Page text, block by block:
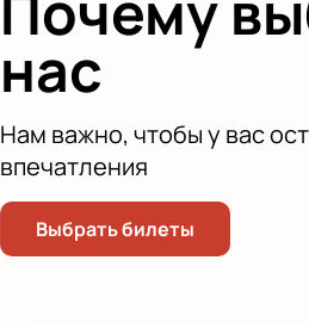
нас
Нам важно, чтобы у вас
впечатления
Выбрать билеты